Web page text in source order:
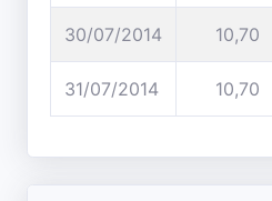
30/07/2014 10,70
31/07/2014 10,70